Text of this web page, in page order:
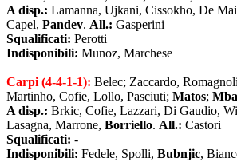
A disp.: Lamanna, Ujkani, Cissokho, De
Capel, Pandev. All.: Gasperini
Squalificati: Perotti
Indisponibili: Munoz, Marchese
Carpi (4-4-1-1): Belec; Zaccardo,
Martinho, Cofie, Lollo, Pasciuti; Matos;
A disp.: Brkic, Cofie, Lazzari, Di Gaudio,
Lasagna, Marrone, Borriello. All.: Castori
Squalificati: -
Indisponibili: Fedele, Spolli, Bubnjic,